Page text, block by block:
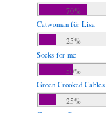
70%
Catwoman für Lisa
25%
Socks for me
50%
Green Crooked Cables
25%